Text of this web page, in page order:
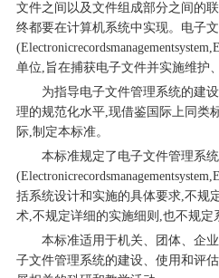
文件之间以及文件组成部分之间的
终都要在计算机系统中实现。电子
单位,旨在捕获电子文件并实施维护
为指导电子文件管理系统的建
理的规范化水平,现借鉴国际上同类
际,制定本标准。
本标准规定了电子文件管理系统
括系统设计和实施的具体要求,不规
术,不规定详细的实施细则,也不规定
本标准适用于机关、团体、企
子文件管理系统的建设、使用和评